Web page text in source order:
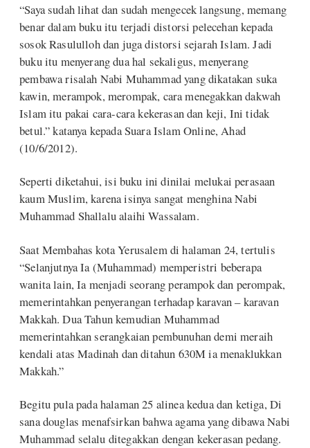
“Saya sudah lihat dan sudah mengecek langsung, memang
benar dalam buku itu terjadi distorsi pelecehan kepada
sosok Rasululloh dan juga distorsi sejarah Islam. Jadi
buku itu menyerang dua hal sekaligus, menyerang
pembawa risalah Nabi Muhammad yang dikatakan suka
kawin, merampok, merompak, cara menegakkan dakwah
Islam itu pakai cara-cara kekerasan dan keji, Ini tidak
betul.” katanya kepada Suara Islam Online, Ahad
(10/6/2012).
Seperti diketahui, isi buku ini dinilai melukai perasaan
kaum Muslim, karena isinya sangat menghina Nabi
Muhammad Shallalu alaihi Wassalam.
Saat Membahas kota Yerusalem di halaman 24, tertulis
“Selanjutnya Ia (Muhammad) memperistri beberapa
wanita lain, Ia menjadi seorang perampok dan perompak,
memerintahkan penyerangan terhadap karavan – karavan
Makkah. Dua Tahun kemudian Muhammad
memerintahkan serangkaian pembunuhan demi meraih
kendali atas Madinah dan ditahun 630M ia menaklukkan
Makkah.”
Begitu pula pada halaman 25 alinea kedua dan ketiga, Di
sana douglas menafsirkan bahwa agama yang dibawa Nabi
Muhammad selalu ditegakkan dengan kekerasan pedang.